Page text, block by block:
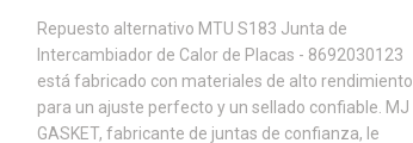
Repuesto alternativo MTU S183 Junta de
Intercambiador de Calor de Placas - 8692030123
está fabricado con materiales de alto rendimiento
para un ajuste perfecto y un sellado confiable. MJ
GASKET, fabricante de juntas de confianza, le